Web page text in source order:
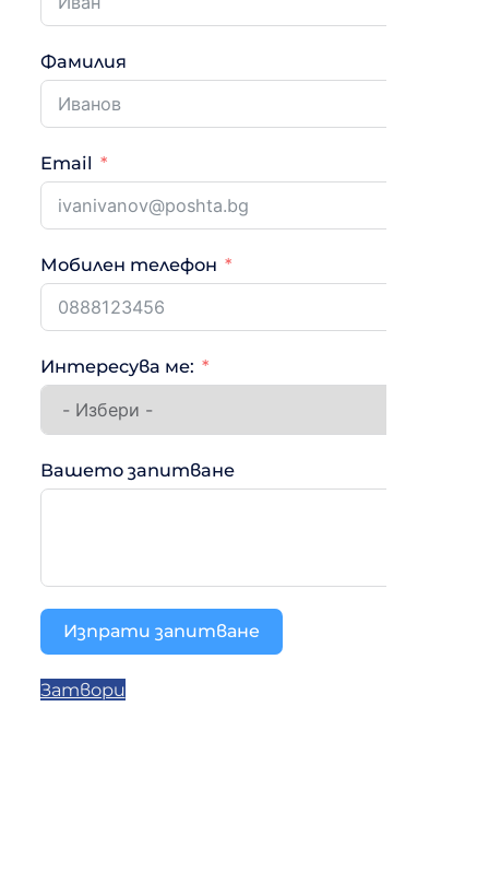
Фамилия
Email
Мобилен телефон
Интересува ме:
Вашето запитване
Изпрати запитване
Затвори